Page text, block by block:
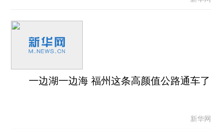
一边湖一边海 福州这条高颜值公路通车了
新华网